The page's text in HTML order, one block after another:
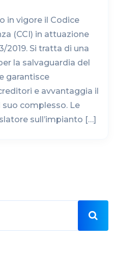
in vigore il Codice
(CCI) in attuazione
2019. Si tratta di una
la salvaguardia del
garantisce
e avvantaggia il
complesso. Le
sull’impianto […]